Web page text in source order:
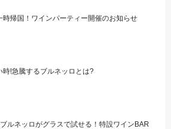
時帰国！ワインパーティー開催のお知らせ
時!急騰するブルネッロとは?
ルネッロがグラスで試せる！特設ワインBAR